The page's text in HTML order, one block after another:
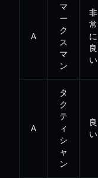
A
マ
ー
ク
ス
マ
ン
非
常
に
良
い
A
タ
ク
テ
ィ
シ
ャ
ン
良
い